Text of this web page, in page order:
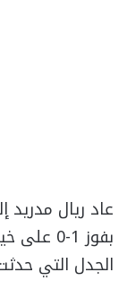
عاد ريال مدريد
بفوز 1-
الجدل التي